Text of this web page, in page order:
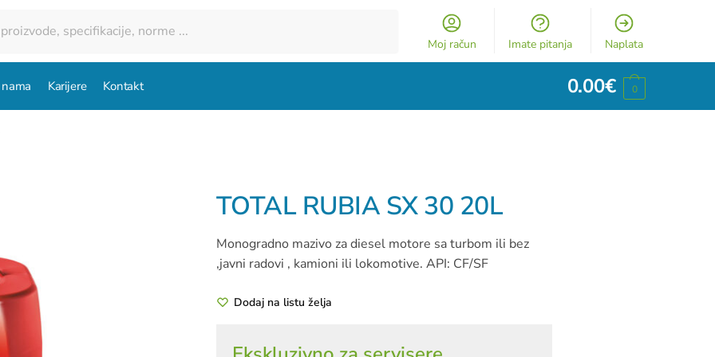
Moj račun Imate pitanja Naplata
Karijere Kontakt 0.00€ 0
TOTAL RUBIA SX 30 20L
Monogradno mazivo za diesel motore sa turbom ili bez
,javni radovi , kamioni ili lokomotive. API: CF/SF
Dodaj na listu želja